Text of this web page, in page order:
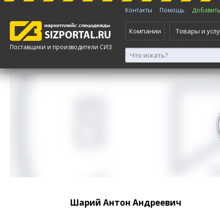
Поставщики и производители СИЗ
Контакты Помощь
Компании Товары и
Шарий Антон Андреевич